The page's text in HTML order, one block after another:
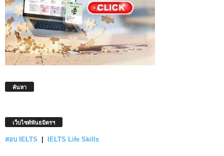
ค้นหา
เว็บไซต์พันธมิตรฯ
สอบ IELTS IELTS Life Skills